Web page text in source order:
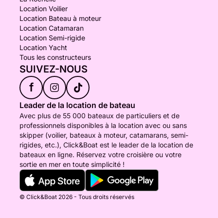
Location Voilier
Location Bateau à moteur
Location Catamaran
Location Semi-rigide
Location Yacht
Tous les constructeurs
SUIVEZ-NOUS
f
Leader de la location de bateau
Avec plus de 55 000 bateaux de particuliers et de
professionnels disponibles à la location avec ou sans
skipper (voilier, bateaux à moteur, catamarans, semi-
rigides, etc.), Click&Boat est le leader de la location de
bateaux en ligne. Réservez votre croisière ou votre
sortie en mer en toute simplicité !
© Click&Boat 2026 - Tous droits réservés